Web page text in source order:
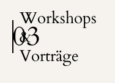
03
Workshops
&
Vorträge